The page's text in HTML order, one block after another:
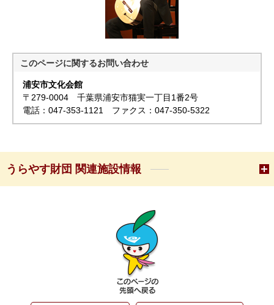
このページに関するお問い合わせ
浦安市文化会館
〒279-0004 千葉県浦安市猫実一丁目1番2号
電話：047-353-1121 ファクス：047-350-5322
うらやす財団 関連施設情報